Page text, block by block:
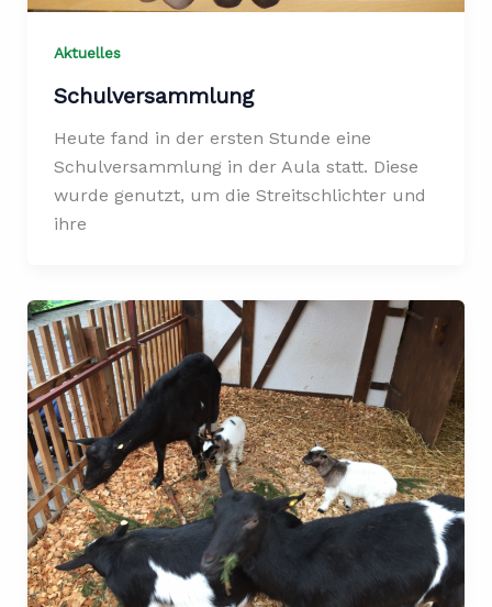
Aktuelles
Schulversammlung
Heute fand in der ersten Stunde eine
Schulversammlung in der Aula statt. Diese
wurde genutzt, um die Streitschlichter und
ihre